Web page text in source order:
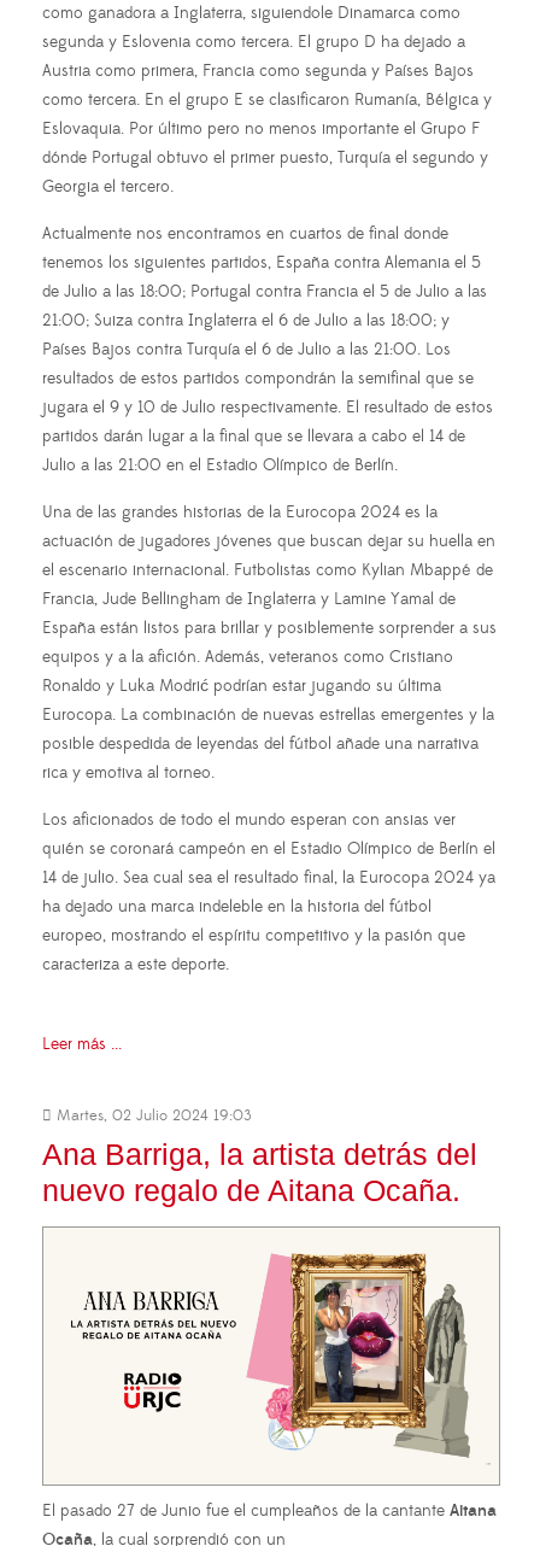
como ganadora a Inglaterra, siguiendole Dinamarca como
segunda y Eslovenia como tercera. El grupo D ha dejado a
Austria como primera, Francia como segunda y Países Bajos
como tercera. En el grupo E se clasificaron Rumanía, Bélgica y
Eslovaquia. Por último pero no menos importante el Grupo F
dónde Portugal obtuvo el primer puesto, Turquía el segundo y
Georgia el tercero.
Actualmente nos encontramos en cuartos de final donde
tenemos los siguientes partidos, España contra Alemania el 5
de Julio a las 18:00; Portugal contra Francia el 5 de Julio a las
21:00; Suiza contra Inglaterra el 6 de Julio a las 18:00; y
Países Bajos contra Turquía el 6 de Julio a las 21:00. Los
resultados de estos partidos compondrán la semifinal que se
jugara el 9 y 10 de Julio respectivamente. El resultado de estos
partidos darán lugar a la final que se llevara a cabo el 14 de
Julio a las 21:00 en el Estadio Olímpico de Berlín.
Una de las grandes historias de la Eurocopa 2024 es la
actuación de jugadores jóvenes que buscan dejar su huella en
el escenario internacional. Futbolistas como Kylian Mbappé de
Francia, Jude Bellingham de Inglaterra y Lamine Yamal de
España están listos para brillar y posiblemente sorprender a sus
equipos y a la afición. Además, veteranos como Cristiano
Ronaldo y Luka Modrić podrían estar jugando su última
Eurocopa. La combinación de nuevas estrellas emergentes y la
posible despedida de leyendas del fútbol añade una narrativa
rica y emotiva al torneo.
Los aficionados de todo el mundo esperan con ansias ver
quién se coronará campeón en el Estadio Olímpico de Berlín el
14 de julio. Sea cual sea el resultado final, la Eurocopa 2024 ya
ha dejado una marca indeleble en la historia del fútbol
europeo, mostrando el espíritu competitivo y la pasión que
caracteriza a este deporte.
Leer más ...
Martes, 02 Julio 2024 19:03
Ana Barriga, la artista detrás del
nuevo regalo de Aitana Ocaña.
El pasado 27 de Junio fue el cumpleaños de la cantante Aitana
Ocaña, la cual sorprendió con un